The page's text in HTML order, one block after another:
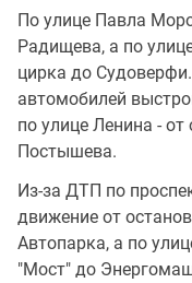
По улице Павла
Радищева, а по
цирка до
автомобилей
по улице Ленина -
Постышева.
Из-за ДТП по
движение от
Автопарка, а по
"Мост" до